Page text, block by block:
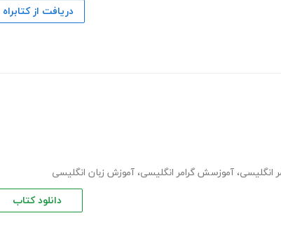
دریافت از کتابراه
انگلیسی، آموزسش گرامر انگلیسی، آموزش زبان انگلیسی
دانلود کتاب